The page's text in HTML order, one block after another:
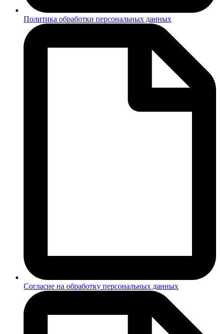
Политика обработки персональных данных
Согласие на обработку персональных данных